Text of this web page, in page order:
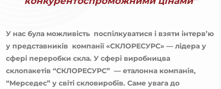
У нас була можливість поспілкуватися і взяти інтерв’ю
у представників компанії «СКЛОРЕСУРС» — лідера у
сфері переробки скла. У сфері виробницва
склопакетів “СКЛОРЕСУРС” — еталонна компанія,
“Мерседес” у світі скловиробів. Саме увага до